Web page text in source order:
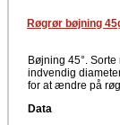
Røgrør bøjning
Bøjning 45°.
indvendig
for at ændre på
Data